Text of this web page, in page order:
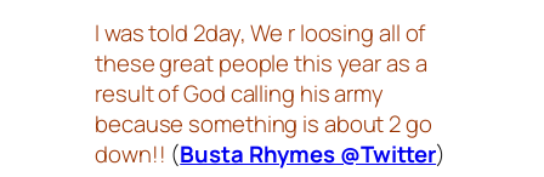
I was told 2day, We r loosing all of
these great people this year as a
result of God calling his army
because something is about 2 go
down!! (Busta Rhymes @Twitter)